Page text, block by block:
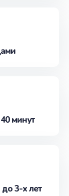
минут
3-х лет